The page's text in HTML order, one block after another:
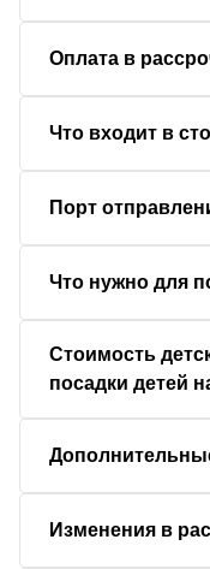
Оплата в
Что входит в
Порт
Что нужно для
Стоимость
посадки детей
Изменения в